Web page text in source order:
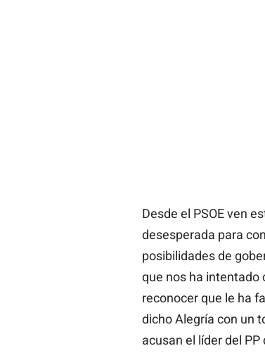
Desde el PSOE ven
desesperada para
posibilidades de
que nos ha intentado
reconocer que le ha
dicho Alegría con un
acusan el líder del PP